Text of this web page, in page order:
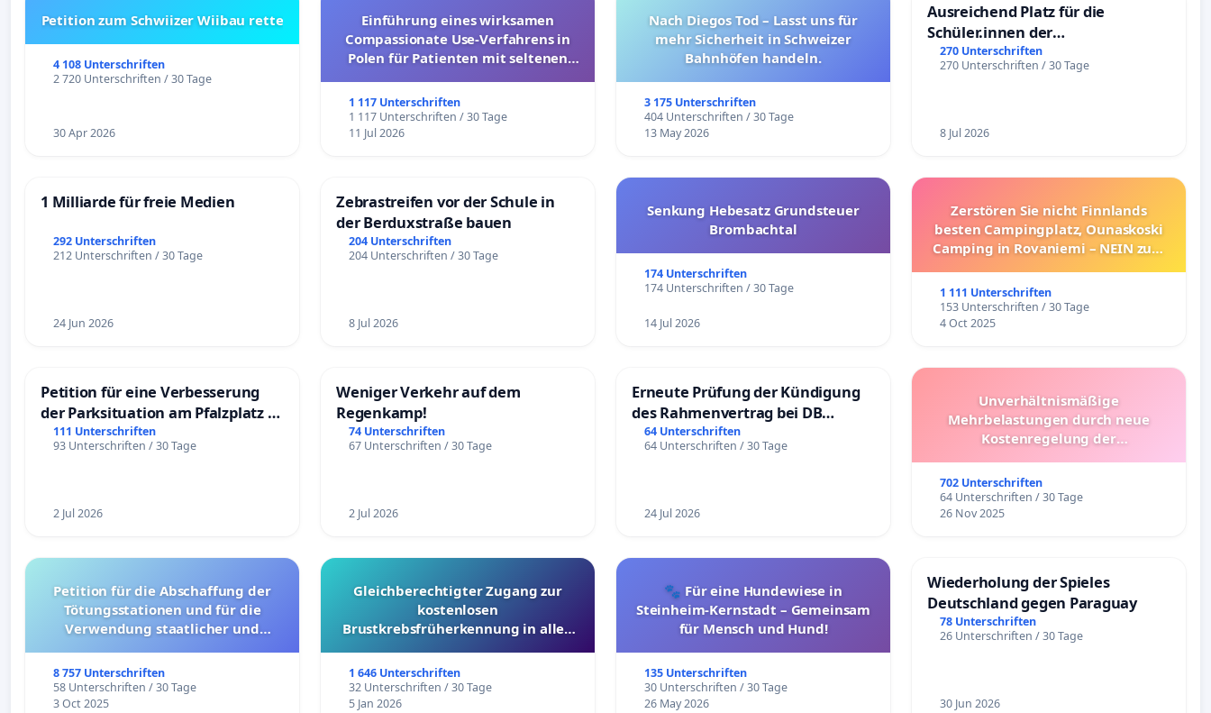
Petition zum Schwiizer Wiibau rette
4 108 Unterschriften
2 720 Unterschriften / 30 Tage
30 Apr 2026
Einführung eines wirksamen
Compassionate Use-Verfahrens in
Polen für Patienten mit seltenen
1 117 Unterschriften
1 117 Unterschriften / 30 Tage
11 Jul 2026
Nach Diegos Tod – Lasst uns für
mehr Sicherheit in Schweizer
Bahnhöfen handeln.
3 175 Unterschriften
404 Unterschriften / 30 Tage
13 May 2026
Ausreichend Platz für die
Schüler.innen der
Schönbergschule
270 Unterschriften
270 Unterschriften / 30 Tage
8 Jul 2026
1 Milliarde für freie Medien
292 Unterschriften
212 Unterschriften / 30 Tage
24 Jun 2026
Zebrastreifen vor der Schule in
der Berduxstraße bauen
204 Unterschriften
204 Unterschriften / 30 Tage
8 Jul 2026
Senkung Hebesatz Grundsteuer
Brombachtal
174 Unterschriften
174 Unterschriften / 30 Tage
14 Jul 2026
Zerstören Sie nicht Finnlands
besten Campingplatz, Ounaskoski
Camping in Rovaniemi – NEIN zum
1 111 Unterschriften
153 Unterschriften / 30 Tage
4 Oct 2025
Petition für eine Verbesserung
der Parksituation am Pfalzplatz in
Mannheim
111 Unterschriften
93 Unterschriften / 30 Tage
2 Jul 2026
Weniger Verkehr auf dem
Regenkamp!
74 Unterschriften
67 Unterschriften / 30 Tage
2 Jul 2026
Erneute Prüfung der Kündigung
des Rahmenvertrag bei DB
Fahrwegdienste Gmbh
64 Unterschriften
64 Unterschriften / 30 Tage
24 Jul 2026
Unverhältnismäßige
Mehrbelastungen durch neue
Kostenregelung der
Überprüfung und Alternativen
702 Unterschriften
64 Unterschriften / 30 Tage
26 Nov 2025
Petition für die Abschaffung der
Tötungsstationen und für die
Verwendung staatlicher und
8 757 Unterschriften
58 Unterschriften / 30 Tage
3 Oct 2025
Gleichberechtigter Zugang zur
kostenlosen
Brustkrebsfrüherkennung in allen
1 646 Unterschriften
32 Unterschriften / 30 Tage
5 Jan 2026
🐾 Für eine Hundewiese in
Steinheim-Kernstadt – Gemeinsam
für Mensch und Hund!
135 Unterschriften
30 Unterschriften / 30 Tage
26 May 2026
Wiederholung der Spieles
Deutschland gegen Paraguay
78 Unterschriften
26 Unterschriften / 30 Tage
30 Jun 2026